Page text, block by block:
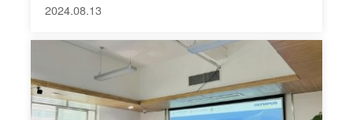
2024.08.13